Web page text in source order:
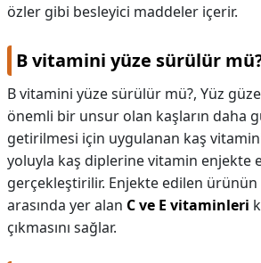
özler gibi besleyici maddeler içerir.
B vitamini yüze sürülür
B vitamini yüze sürülür mü?, Yüz
önemli bir unsur olan kaşların daha
getirilmesi için uygulanan kaş
yoluyla kaş diplerine vitamin enjekte
gerçekleştirilir. Enjekte edilen
arasında yer alan C ve E vitaminleri
çıkmasını sağlar.